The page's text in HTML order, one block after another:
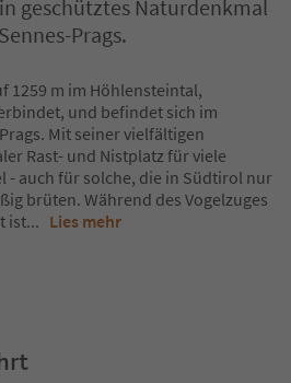
geschütztes Naturdenkmal
Prags.
1259 m im Höhlensteintal,
und befindet sich im
Mit seiner vielfältigen
Rast- und Nistplatz für viele
- auch für solche, die in Südtirol nur
brüten. Während des Vogelzuges
ist... Lies mehr